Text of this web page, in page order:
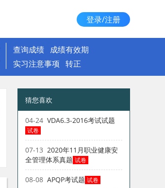
登录/注册
查询成绩 成绩有效期
实习注意事项 转正
猜您喜欢
04-24 VDA6.3-2016考试试题
试卷
07-13 2020年11月职业健康安
全管理体系真题 试卷
08-08 APQP考试题 试卷